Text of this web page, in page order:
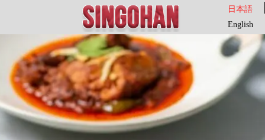
English
日本語